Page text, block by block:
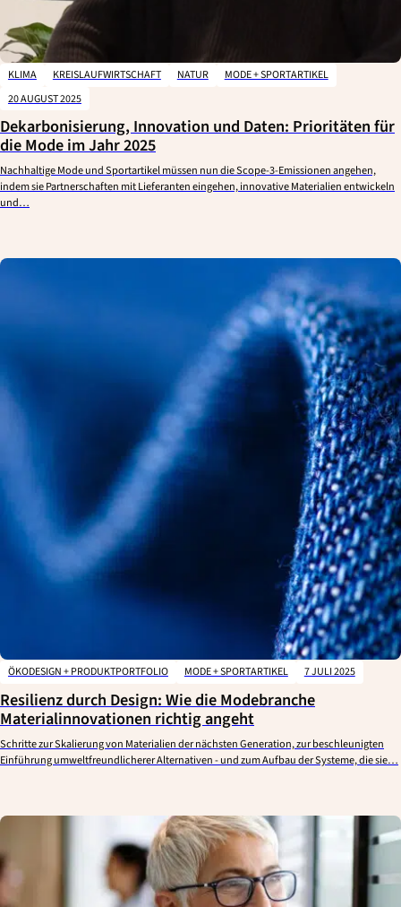
KLIMA KREISLAUFWIRTSCHAFT NATUR
MODE + SPORTARTIKEL
20 AUGUST 2025
Dekarbonisierung, Innovation und Daten: Prioritäten für
die Mode im Jahr 2025
Nachhaltige Mode und Sportartikel müssen nun die Scope-3-Emissionen angehen,
indem sie Partnerschaften mit Lieferanten eingehen, innovative Materialien entwickeln
und…
ÖKODESIGN + PRODUKTPORTFOLIO MODE + SPORTARTIKEL 7 JULI 2025
Resilienz durch Design: Wie die Modebranche
Materialinnovationen richtig angeht
Schritte zur Skalierung von Materialien der nächsten Generation, zur beschleunigten
Einführung umweltfreundlicherer Alternativen - und zum Aufbau der Systeme, die sie…